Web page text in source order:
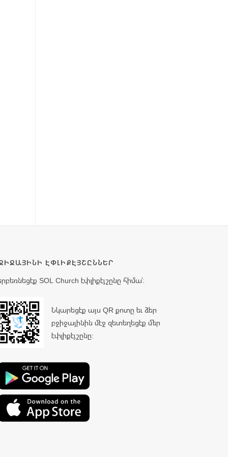
ԷՓԼԻՔԷՅՇԸՆՆԵՐ
SOL Church էփլիքէյշընը հիմա՛։
Նկարեցէք այս QR քոտը եւ ձեր
բջիջայինին մէջ զետեղեցէք մեր
էփլիքէյշընը: